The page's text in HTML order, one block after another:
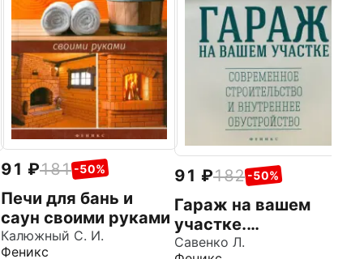
91 181 -50%
Печи для бань и
саун своими руками
Калюжный С. И.
Феникс
91 182 -50%
Гараж на вашем
участке.
Современное
Савенко Л.